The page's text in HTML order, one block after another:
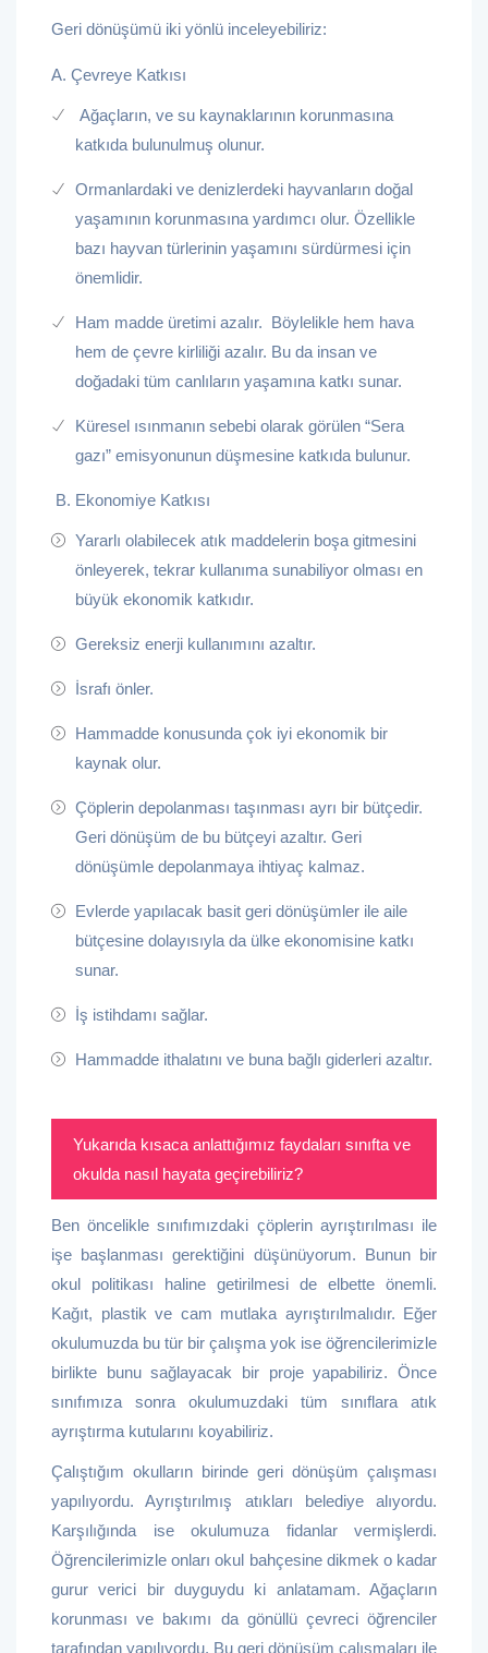
Geri dönüşümü iki yönlü inceleyebiliriz:
A. Çevreye Katkısı
Ağaçların, ve su kaynaklarının korunmasına
katkıda bulunulmuş olunur.
Ormanlardaki ve denizlerdeki hayvanların doğal
yaşamının korunmasına yardımcı olur. Özellikle
bazı hayvan türlerinin yaşamını sürdürmesi için
önemlidir.
Ham madde üretimi azalır. Böylelikle hem hava
hem de çevre kirliliği azalır. Bu da insan ve
doğadaki tüm canlıların yaşamına katkı sunar.
Küresel ısınmanın sebebi olarak görülen “Sera
gazı” emisyonunun düşmesine katkıda bulunur.
B. Ekonomiye Katkısı
Yararlı olabilecek atık maddelerin boşa gitmesini
önleyerek, tekrar kullanıma sunabiliyor olması en
büyük ekonomik katkıdır.
Gereksiz enerji kullanımını azaltır.
İsrafı önler.
Hammadde konusunda çok iyi ekonomik bir
kaynak olur.
Çöplerin depolanması taşınması ayrı bir bütçedir.
Geri dönüşüm de bu bütçeyi azaltır. Geri
dönüşümle depolanmaya ihtiyaç kalmaz.
Evlerde yapılacak basit geri dönüşümler ile aile
bütçesine dolayısıyla da ülke ekonomisine katkı
sunar.
İş istihdamı sağlar.
Hammadde ithalatını ve buna bağlı giderleri azaltır.
Yukarıda kısaca anlattığımız faydaları sınıfta ve
okulda nasıl hayata geçirebiliriz?
Ben öncelikle sınıfımızdaki çöplerin ayrıştırılması ile
işe başlanması gerektiğini düşünüyorum. Bunun bir
okul politikası haline getirilmesi de elbette önemli.
Kağıt, plastik ve cam mutlaka ayrıştırılmalıdır. Eğer
okulumuzda bu tür bir çalışma yok ise öğrencilerimizle
birlikte bunu sağlayacak bir proje yapabiliriz. Önce
sınıfımıza sonra okulumuzdaki tüm sınıflara atık
ayrıştırma kutularını koyabiliriz.
Çalıştığım okulların birinde geri dönüşüm çalışması
yapılıyordu. Ayrıştırılmış atıkları belediye alıyordu.
Karşılığında ise okulumuza fidanlar vermişlerdi.
Öğrencilerimizle onları okul bahçesine dikmek o kadar
gurur verici bir duyguydu ki anlatamam. Ağaçların
korunması ve bakımı da gönüllü çevreci öğrenciler
tarafından yapılıyordu. Bu geri dönüşüm çalışmaları ile